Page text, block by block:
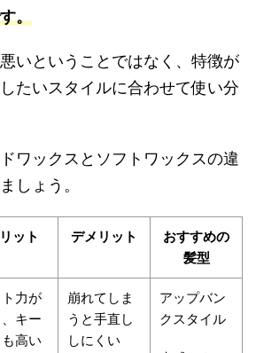
。
いということではなく、特徴が
たいスタイルに合わせて使い分
ワックスとソフトワックスの違
しょう。
ット デメリット
おすすめの
髪型
力が
キー
高い
崩れてしま
うと手直し
しにくい
アップバン
クスタイル